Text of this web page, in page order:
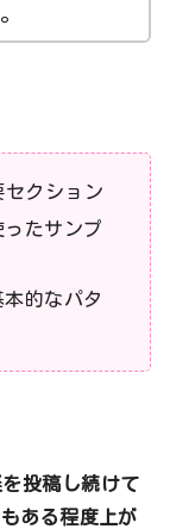
クション
たサンプ
的なパタ
投稿し続けて
ある程度上が